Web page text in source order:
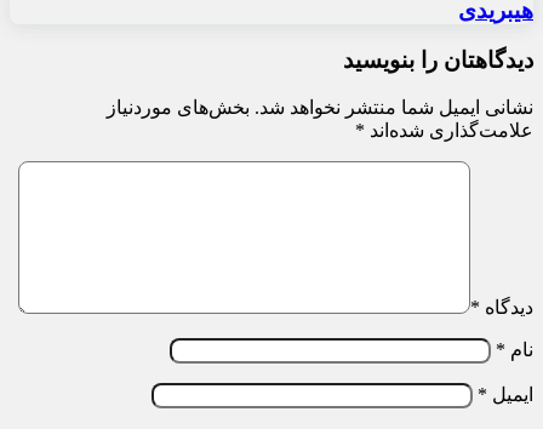
هیبریدی
دیدگاهتان را بنویسید
نشانی ایمیل شما منتشر نخواهد شد. بخش‌های موردنیاز
علامت‌گذاری شده‌اند *
دیدگاه *
نام *
ایمیل *